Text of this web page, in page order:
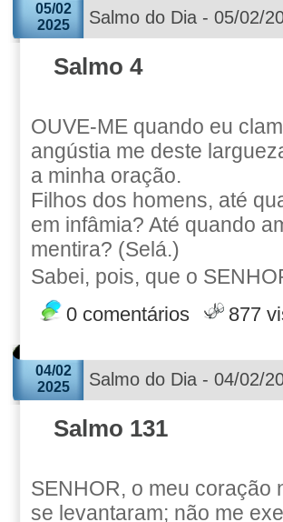
05/02
2025
Salmo do Dia - 05/02/
Salmo 4
OUVE-ME quando eu
angústia me deste
a minha oração.
Filhos dos homens, até
em infâmia? Até quando
mentira? (Selá.)
Sabei, pois, que o
0 comentários 877
04/02
2025
Salmo do Dia - 04/02/
Salmo 131
SENHOR, o meu coração
se levantaram; não me